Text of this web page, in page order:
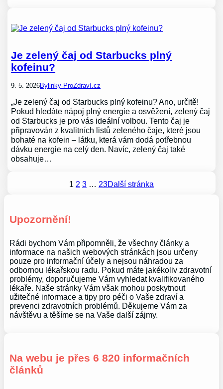
Je zelený čaj od Starbucks plný
kofeinu?
9. 5. 2026Bylinky-ProZdraví.cz
„Je zelený čaj od Starbucks plný kofeinu? Ano, určitě!
Pokud hledáte nápoj plný energie a osvěžení, zelený čaj
od Starbucks je pro vás ideální volbou. Tento čaj je
připravován z kvalitních listů zeleného čaje, které jsou
bohaté na kofein – látku, která vám dodá potřebnou
dávku energie na celý den. Navíc, zelený čaj také
obsahuje…
1 2 3 … 23Další stránka
Upozornění!
Rádi bychom Vám připomněli, že všechny články a
informace na našich webových stránkách jsou určeny
pouze pro informační účely a nejsou náhradou za
odbornou lékařskou radu. Pokud máte jakékoliv zdravotní
problémy, doporučujeme Vám vyhledat kvalifikovaného
lékaře. Naše stránky Vám však mohou poskytnout
užitečné informace a tipy pro péči o Vaše zdraví a
prevenci zdravotních problémů. Děkujeme Vám za
návštěvu a těšíme se na Vaše další zájmy.
Na webu je přes 6 820 informačních
článků